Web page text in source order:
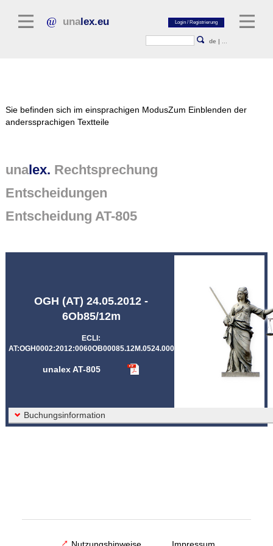
unalex.eu
de |
Normtexte
Rechtsprechung
Sie befinden sich im einsprachigen ModusZum Einblenden der
anderssprachigen Textteile
unalex. Rechtsprechung
Entscheidungen
Entscheidung AT-805
OGH (AT) 24.05.2012 -
6Ob85/12m
ECLI:
AT:OGH0002:2012:0060OB00085.12M.0524.000
unalex AT-805
Buchungsinformation
Nutzungshinweise Impressum